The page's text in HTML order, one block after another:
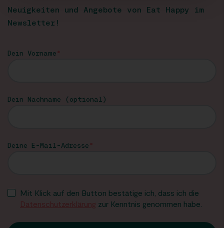
Neuigkeiten und Angebote von Eat Happy im
Newsletter!
Dein Vorname
Dein Nachname (optional)
Deine E-Mail-Adresse
Mit Klick auf den Button bestätige ich, dass ich die
Datenschutzerklärung zur Kenntnis genommen habe.